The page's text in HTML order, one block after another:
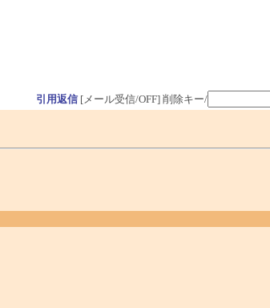
引用返信[メール受信/OFF] 削除キー/